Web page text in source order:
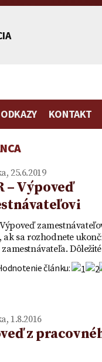
na vklad |
poplatku za
je
práva ako
a návrh na
KONTAKT
25.6.2019
– Výpoveď
ak sa rozhodnete
zamestnávateľa.
článku:
1.8.2016
z